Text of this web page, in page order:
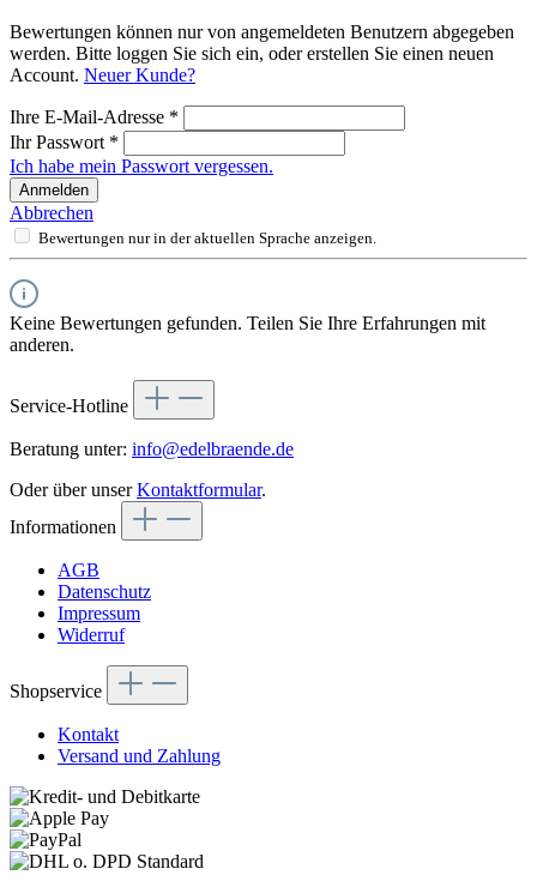
Bewertungen können nur von angemeldeten Benutzern abgegeben
werden. Bitte loggen Sie sich ein, oder erstellen Sie einen neuen
Account. Neuer Kunde?
Ihre E-Mail-Adresse *
Ihr Passwort *
Ich habe mein Passwort vergessen.
Anmelden
Abbrechen
Bewertungen nur in der aktuellen Sprache anzeigen.
Keine Bewertungen gefunden. Teilen Sie Ihre Erfahrungen mit
anderen.
Service-Hotline
Beratung unter: info@edelbraende.de
Oder über unserKontaktformular.
Informationen
AGB
Datenschutz
Impressum
Widerruf
Shopservice
Kontakt
Versand und Zahlung